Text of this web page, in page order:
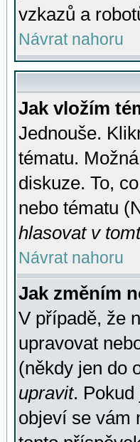
vzkazů a
Návrat nahoru
Jak vložím
Jednouše.
tématu.
diskuze. To,
nebo tématu
hlasovat v
Návrat nahoru
Jak změním
V případě, že
upravovat
(někdy jen do
upravit. Pokud
objeví se vám